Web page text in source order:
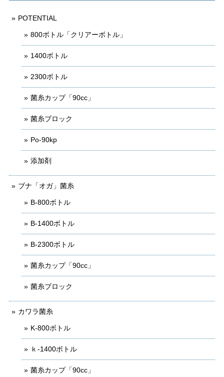
POTENTIAL
800ボトル「クリアーボトル」
1400ボトル
2300ボトル
菌糸カップ「90cc」
菌糸ブロック
Po-90kp
添加剤
ブナ「オガ」菌糸
B-800ボトル
B-1400ボトル
B-2300ボトル
菌糸カップ「90cc」
菌糸ブロック
カワラ菌糸
K-800ボトル
ｋ-1400ボトル
菌糸カップ「90cc」